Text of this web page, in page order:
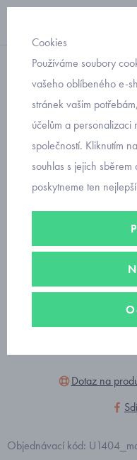
domácí obuv
Befado
vesmír
Dotaz na
Objednávací kód:
Cookies
Používáme soubory
vašeho oblíbeného e-
stránek vašim
účelům a personalizaci
společností. Kliknutím
souhlas s jejich
poskytneme ten